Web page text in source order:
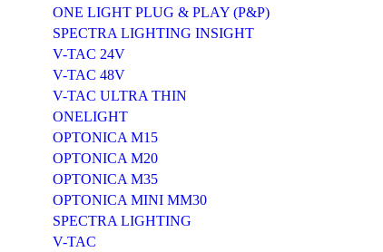
ONE LIGHT PLUG & PLAY (P&P)
SPECTRA LIGHTING INSIGHT
V-TAC 24V
V-TAC 48V
V-TAC ULTRA THIN
ONELIGHT
OPTONICA M15
OPTONICA M20
OPTONICA M35
OPTONICA MINI MM30
SPECTRA LIGHTING
V-TAC